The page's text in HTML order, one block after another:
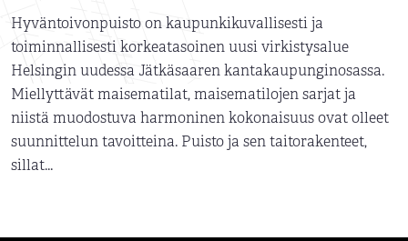
Hyväntoivonpuisto on kaupunkikuvallisesti ja
toiminnallisesti korkeatasoinen uusi virkistysalue
Helsingin uudessa Jätkäsaaren kantakaupunginosassa.
Miellyttävät maisematilat, maisematilojen sarjat ja
niistä muodostuva harmoninen kokonaisuus ovat olleet
suunnittelun tavoitteina. Puisto ja sen taitorakenteet,
sillat...